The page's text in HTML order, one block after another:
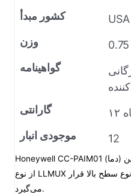
کشور مبدأ
USA
وزن
گواهینامه
گارانتی
موجودی انبار
12
Honeywell CC-PAIM01 یک ماژول ورودی آنالوگ سطح پایین (دما)
از نوع LLMUX است. این ماژول در مقابل نوع سطح بالا قرار
می‌گیرد.